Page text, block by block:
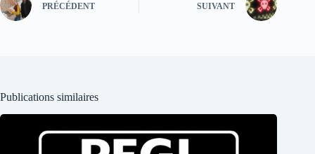
PRÉCÉDENT SUIVANT
Publications similaires